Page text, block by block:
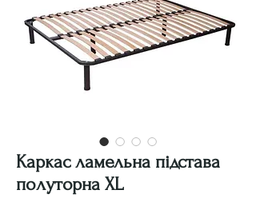
Каркас ламельна підстава
полуторна XL